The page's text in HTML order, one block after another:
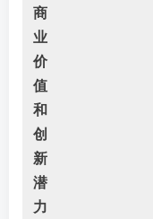
商
业
价
值
和
创
新
潜
力